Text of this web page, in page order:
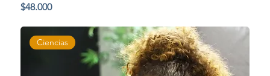
Precio
$48.000
Ciencias